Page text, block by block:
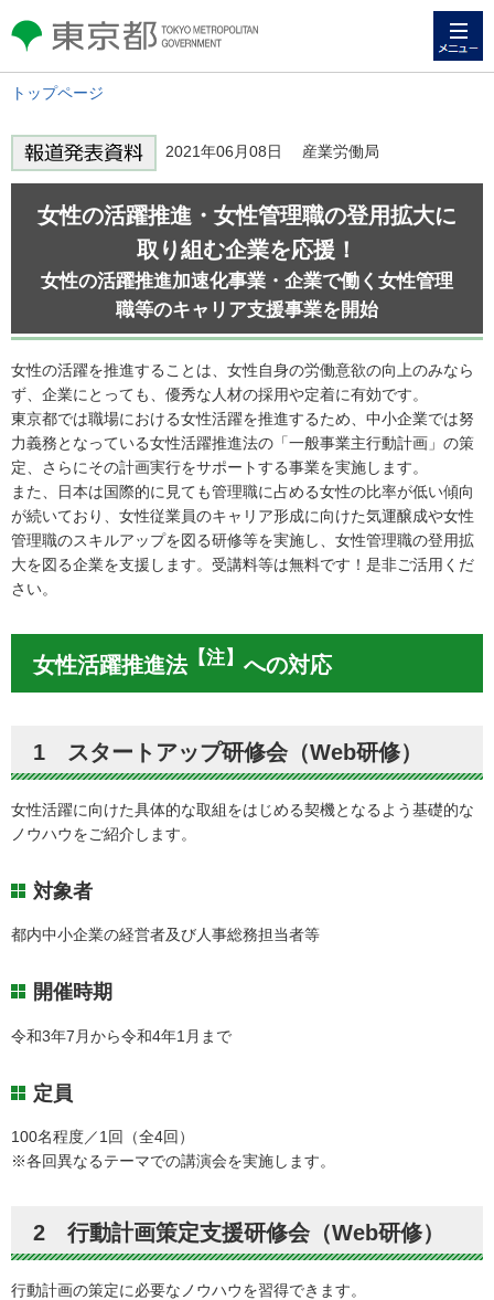
東京都 TOKYO METROPOLITAN
GOVERNMENT
トップページ
2021年06月08日 産業労働局
女性の活躍推進・女性管理職の登用拡大に
取り組む企業を応援！
女性の活躍推進加速化事業・企業で働く女性管理
職等のキャリア支援事業を開始
女性の活躍を推進することは、女性自身の労働意欲の向上のみなら
ず、企業にとっても、優秀な人材の採用や定着に有効です。
東京都では職場における女性活躍を推進するため、中小企業では努
力義務となっている女性活躍推進法の「一般事業主行動計画」の策
定、さらにその計画実行をサポートする事業を実施します。
また、日本は国際的に見ても管理職に占める女性の比率が低い傾向
が続いており、女性従業員のキャリア形成に向けた気運醸成や女性
管理職のスキルアップを図る研修等を実施し、女性管理職の登用拡
大を図る企業を支援します。受講料等は無料です！是非ご活用くだ
さい。
女性活躍推進法 【注】 への対応
1 スタートアップ研修会（Web研修）
女性活躍に向けた具体的な取組をはじめる契機となるよう基礎的な
ノウハウをご紹介します。
対象者
都内中小企業の経営者及び人事総務担当者等
開催時期
令和3年7月から令和4年1月まで
定員
100名程度／1回（全4回）
※各回異なるテーマでの講演会を実施します。
2 行動計画策定支援研修会（Web研修）
行動計画の策定に必要なノウハウを習得できます。